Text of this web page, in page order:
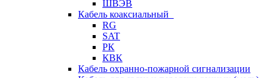
ШВЭВ
Кабель коаксиальный
RG
SAT
РК
КВК
Кабель охранно-пожарной сигнализации